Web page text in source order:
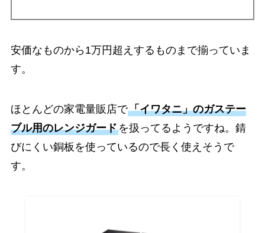
安価なものから1万円超えするものまで揃っていま
す。
ほとんどの家電量販店で「イワタニ」のガステー
ブル用のレンジガードを扱ってるようですね。錆
びにくい銅板を使っているので長く使えそうで
す。